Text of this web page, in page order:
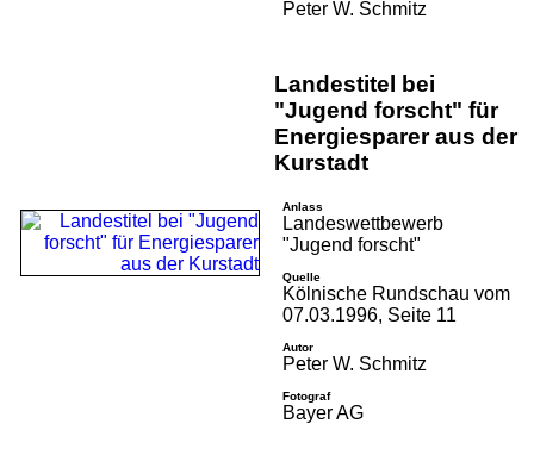
Peter W. Schmitz
Landestitel bei
"Jugend forscht" für
Energiesparer aus der
Kurstadt
Anlass
Landes­wett­bewerb
"Jugend forscht"
Quelle
Kölnische Rundschau vom
07.03.1996, Seite 11
Autor
Peter W. Schmitz
Fotograf
Bayer AG